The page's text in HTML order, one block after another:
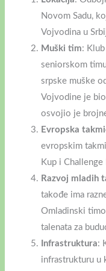
Novom Sadu,
Vojvodina u
Muški tim:
seniorskom
srpske muške
Vojvodine je
osvojio je
Evropska
evropskim
Kup i Challenge
Razvoj mladih
takođe ima
Omladinski
talenata za
Infrastruktura:
infrastrukturu u